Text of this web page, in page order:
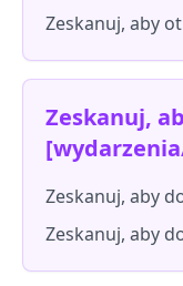
Zeskanuj, aby
Zeskanuj,
Zeskanuj, aby
Zeskanuj, aby